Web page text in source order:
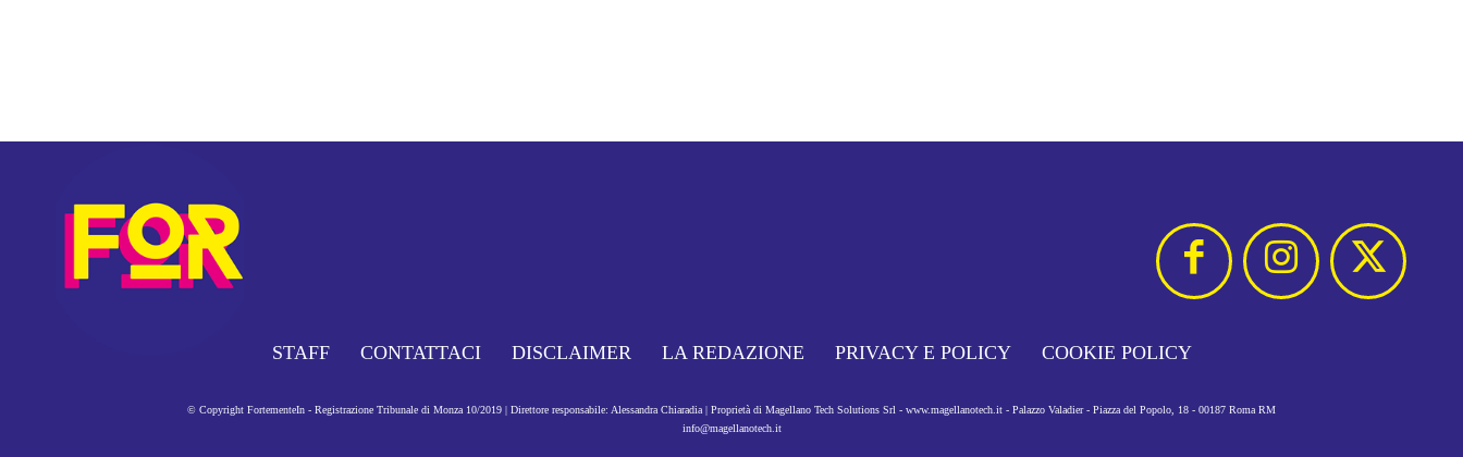
STAFF CONTATTACI DISCLAIMER LA REDAZIONE PRIVACY E POLICY COOKIE POLICY
© Copyright FortementeIn - Registrazione Tribunale di Monza 10/2019 | Direttore responsabile: Alessandra Chiaradia | Proprietà di Magellano Tech Solutions Srl - www.magellanotech.it - Palazzo Valadier - Piazza del Popolo, 18 - 00187 Roma RM
info@magellanotech.it